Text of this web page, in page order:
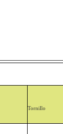
Tornillo